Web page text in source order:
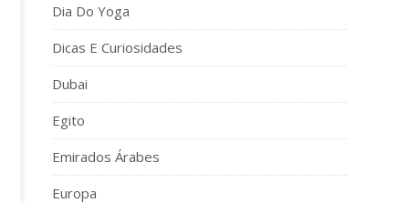
Dia Do Yoga
Dicas E Curiosidades
Dubai
Egito
Emirados Árabes
Europa